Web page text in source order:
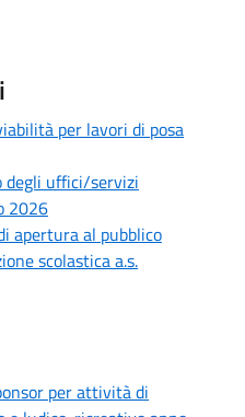
per lavori di posa
degli uffici/servizi
2026
apertura al pubblico
scolastica a.s.
per attività di